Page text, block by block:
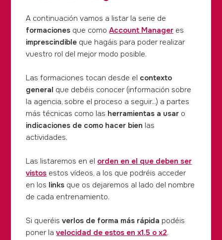
A continuación vamos a listar la serie de
formaciones que comoAccount Manager es
imprescindible que hagáis para poder realizar
vuestro rol del mejor modo posible.
Las formaciones tocan desde el contexto
general que debéis conocer (información sobre
la agencia, sobre el proceso a seguir...) a partes
más técnicas como las herramientas a usar o
indicaciones de como hacer bien las
actividades.
Las listaremos en el orden en el que deben ser
vistos estos vídeos, a los que podréis acceder
en los links que os dejaremos al lado del nombre
de cada entrenamiento.
Si queréisverlos de forma más rápida podéis
poner lavelocidad de estos en x1.5 o x2.